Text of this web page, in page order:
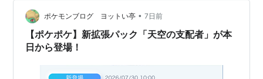
ポケモンブログ ヨットい亭 • 7日前
【ポケポケ】新拡張パック「天空の支配者」が本
日から登場！